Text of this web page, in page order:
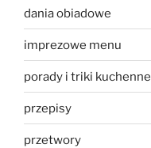
dania obiadowe
imprezowe menu
porady i triki kuchenne
przepisy
przetwory